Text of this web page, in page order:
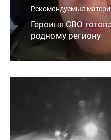
Рекомендуемые
Героиня СВО
родному региону